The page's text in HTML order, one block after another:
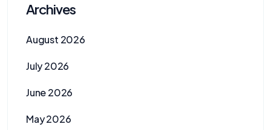
Archives
August 2026
July 2026
June 2026
May 2026